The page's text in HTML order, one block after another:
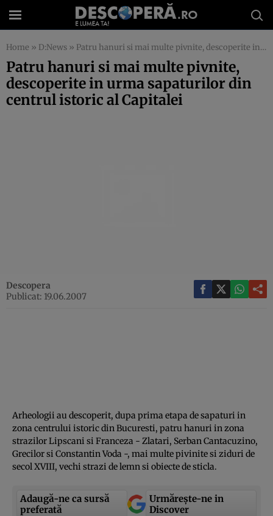
Home » D:News » Patru hanuri si mai multe pivnite, descoperite in urma sapaturilor din centrul istoric al Capitalei
Patru hanuri si mai multe pivnite,
descoperite in urma sapaturilor din
centrul istoric al Capitalei
Descopera
Publicat: 19.06.2007
Arheologii au descoperit, dupa prima etapa de sapaturi in
zona centrului istoric din Bucuresti, patru hanuri in zona
strazilor Lipscani si Franceza - Zlatari, Serban Cantacuzino,
Grecilor si Constantin Voda -, mai multe pivinite si ziduri de
secol XVIII, vechi strazi de lemn si obiecte de sticla.
Adaugă-ne ca sursă
preferată
Urmărește-ne in
Discover